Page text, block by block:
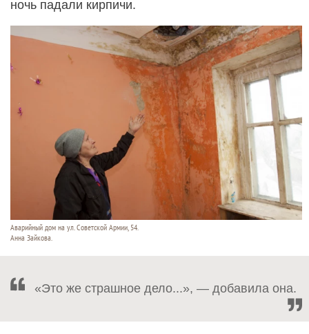
ночь падали кирпичи.
Аварийный дом на ул. Советской Армии, 54.
Анна Зайкова.
«Это же страшное дело...», — добавила она.